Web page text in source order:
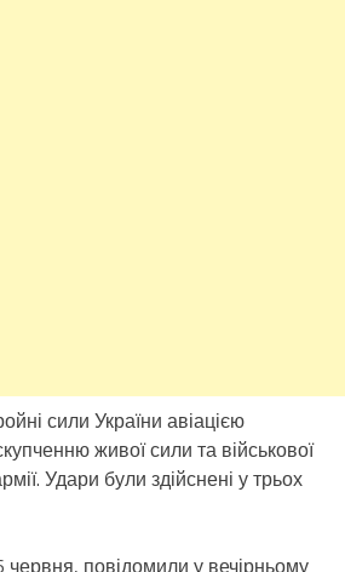
сили України авіацією
живої сили та військової
Удари були здійснені у трьох
повідомили у вечірньому